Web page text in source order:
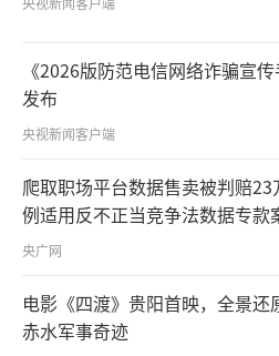
《2026版防范电信网络诈骗宣传
发布
央视新闻客户端
爬取职场平台数据售卖被判赔
例适用反不正当竞争法数据专款
央广网
电影《四渡》贵阳首映，全景还
赤水军事奇迹